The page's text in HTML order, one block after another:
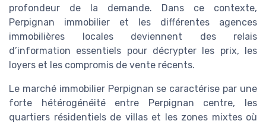
profondeur de la demande. Dans ce contexte,
Perpignan immobilier et les différentes agences
immobilières locales deviennent des relais
d’information essentiels pour décrypter les prix, les
loyers et les compromis de vente récents.
Le marché immobilier Perpignan se caractérise par une
forte hétérogénéité entre Perpignan centre, les
quartiers résidentiels de villas et les zones mixtes où